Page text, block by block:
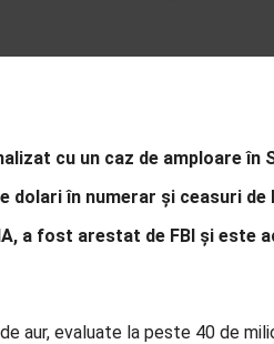
cu un caz de amploare în
în numerar și ceasuri de
a fost arestat de FBI și este
aur, evaluate la peste 40 de